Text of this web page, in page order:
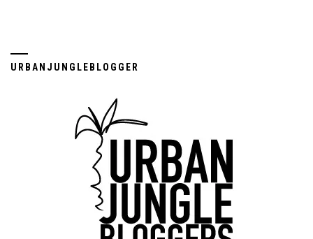
URBANJUNGLEBLOGGER